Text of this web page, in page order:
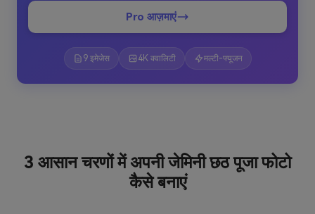
Pro आज़माएं
9 इमेजेस 4K क्वालिटी मल्टी-फ्यूजन
3 आसान चरणों में अपनी जेमिनी छठ पूजा फोटो
कैसे बनाएं